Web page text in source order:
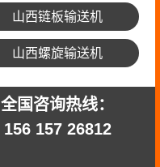
山西链板输送机
山西螺旋输送机
全国咨询热线：
156 157 26812